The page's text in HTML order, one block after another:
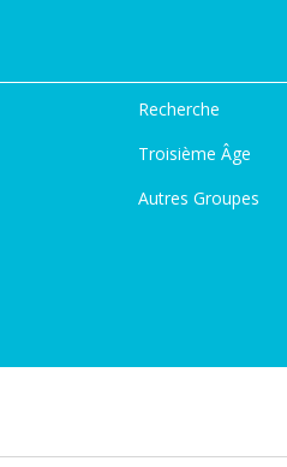
Recherche
Troisième Âge
Autres Groupes